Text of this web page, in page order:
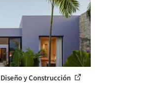
y Construcción